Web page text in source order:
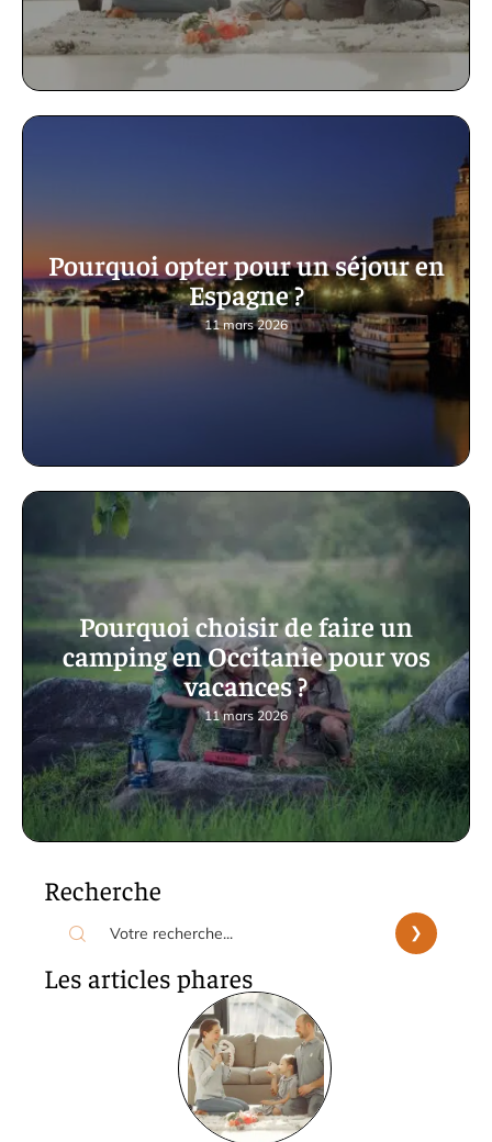
Pourquoi opter pour un séjour en
Espagne ?
11 mars 2026
Pourquoi choisir de faire un
camping en Occitanie pour vos
vacances ?
11 mars 2026
Recherche
Les articles phares